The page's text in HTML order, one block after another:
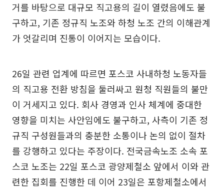
거를 바탕으로 대규모 직고용의 길이 열렸음에도 불
구하고, 기존 정규직 노조와 하청 노조 간의 이해관계
가 엇갈리며 진통이 이어지는 모습이다.
26일 관련 업계에 따르면 포스코 사내하청 노동자들
의 직고용 전환 방침을 둘러싸고 원청 직원들의 불만
이 거세지고 있다. 회사 경영과 인사 체계에 중대한
영향을 미치는 사안임에도 불구하고, 사측이 기존 정
규직 구성원들과의 충분한 소통이나 논의 없이 절차
를 강행하고 있다는 주장이다. 전국금속노조 소속 포
스코 노조는 22일 포스코 광양제철소 앞에서 이와 관
련한 집회를 진행한 데 이어 23일은 포항제철소에서